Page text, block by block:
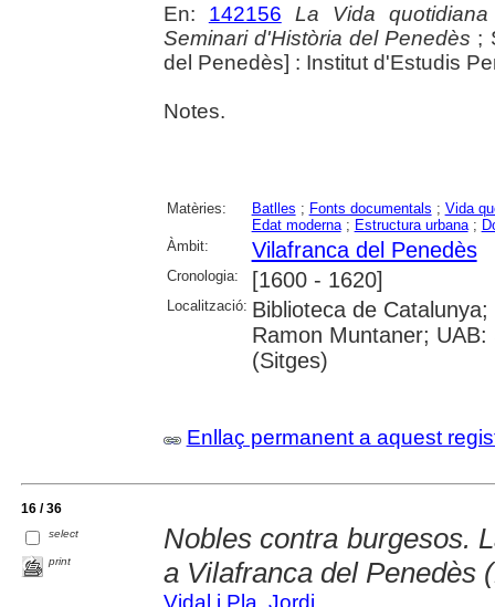
En: 142156
La Vida
Seminari d'Història del Penedès ;
del Penedès] : Institut d'Estudis
Notes.
Matèries: Batlles ; Fonts documentals ; Vida
Edat moderna; Estructura urbana;
Àmbit:
Vilafranca del Penedès
Cronologia: [1600 - 1620]
Localització: Biblioteca de
Ramon Muntaner; UAB:
(Sitges)
Enllaç permanent a aquest
16 / 36
select
print
Nobles contra burgesos.
a Vilafranca del Penedès
Vidal i Pla, Jordi